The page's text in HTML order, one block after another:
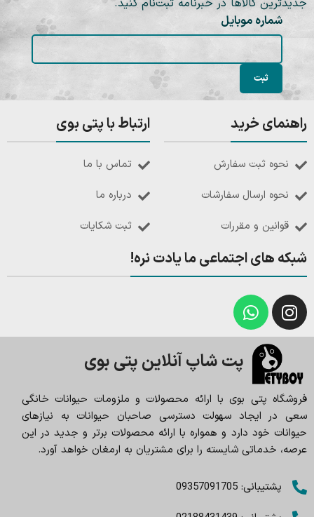
جدیدترین کالاها در خبرنامه ثبت‌نام کنید.
شماره موبایل
راهنمای خرید
نحوه ثبت سفارش
نحوه ارسال سفارشات
قوانین و مقررات
ارتباط با پتی بوی
تماس با ما
درباره ما
ثبت شکایات
شبکه های اجتماعی ما یادت نره!
پت شاپ آنلاین پتی بوی
فروشگاه پتی بوی با ارائه محصولات و ملزومات حیوانات خانگی
سعی در ایجاد سهولت دسترسی صاحبان حیوانات به نیازهای
حیوانات خود دارد و همواره با ارائه محصولات برتر و جدید در این
عرصه، خدماتی شایسته را برای مشتریان به ارمغان خواهد آورد.
پشتیبانی: 09357091705